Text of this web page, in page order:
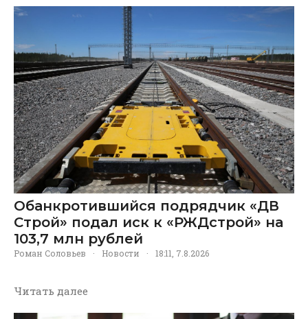
Обанкротившийся подрядчик «ДВ
Строй» подал иск к «РЖДстрой» на
103,7 млн рублей
Роман Соловьев · Новости · 18:11, 7.8.2026
Читать далее